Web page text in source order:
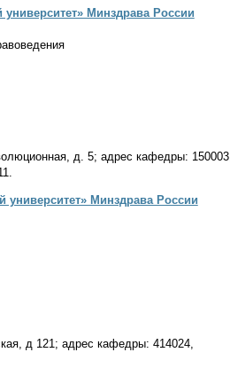
Минздрава России
д. 5; адрес кафедры: 150003,
Минздрава России
д 121; адрес кафедры: 414024,